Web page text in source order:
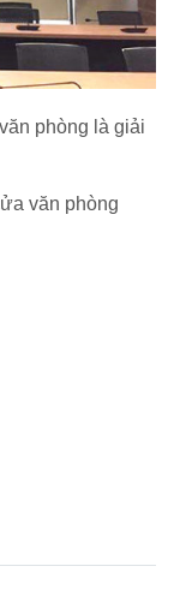
phòng là giải
văn phòng